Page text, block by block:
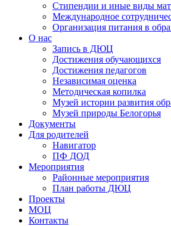
Стипендии и иные виды
Международное
Организация питания в
О нас
Запись в ДЮЦ
Достижения обучающихся
Достижения педагогов
Независимая оценка
Методическая копилка
Музей истории развития
Музей природы Белогорья
Документы
Для родителей
Навигатор
ПФ ДОД
Мероприятия
Районные мероприятия
План работы ДЮЦ
Проекты
МОЦ
Контакты